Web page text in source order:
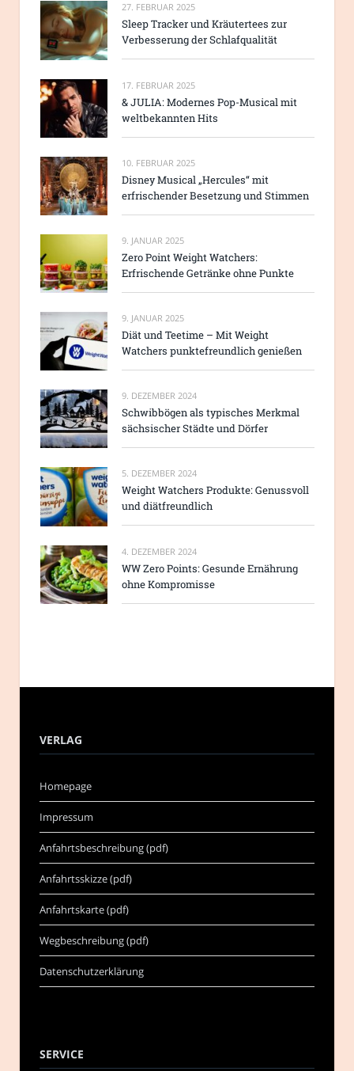
27. FEBRUAR 2025
Sleep Tracker und Kräutertees zur
Verbesserung der Schlafqualität
17. FEBRUAR 2025
& JULIA: Modernes Pop-Musical mit
weltbekannten Hits
10. FEBRUAR 2025
Disney Musical „Hercules“ mit
erfrischender Besetzung und Stimmen
9. JANUAR 2025
Zero Point Weight Watchers:
Erfrischende Getränke ohne Punkte
9. JANUAR 2025
Diät und Teetime – Mit Weight
Watchers punktefreundlich genießen
9. DEZEMBER 2024
Schwibbögen als typisches Merkmal
sächsischer Städte und Dörfer
5. DEZEMBER 2024
Weight Watchers Produkte: Genussvoll
und diätfreundlich
4. DEZEMBER 2024
WW Zero Points: Gesunde Ernährung
ohne Kompromisse
VERLAG
Homepage
Impressum
Anfahrtsbeschreibung (pdf)
Anfahrtsskizze (pdf)
Anfahrtskarte (pdf)
Wegbeschreibung (pdf)
Datenschutzerklärung
SERVICE